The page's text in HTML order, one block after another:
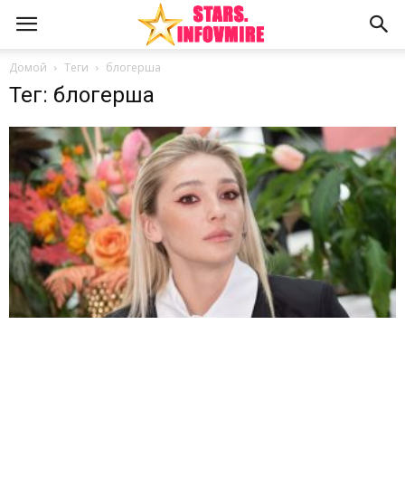
Домой Теги блогерша
Тег: блогерша